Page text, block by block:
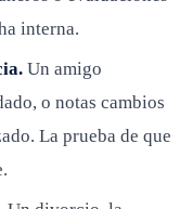
interna.
Un amigo
o notas cambios
La prueba de que